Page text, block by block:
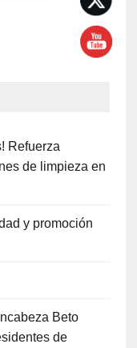
Refuerza
de limpieza en
y promoción
Beto
de